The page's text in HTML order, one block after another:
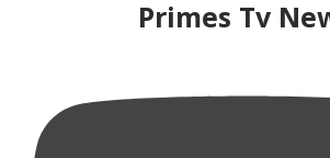
Primes Tv